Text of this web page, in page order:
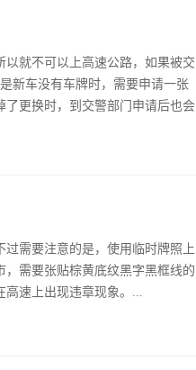
以就不可以上高速公路，如果被交
新车没有车牌时，需要申请一张
了更换时，到交警部门申请后也会
过需要注意的是，使用临时牌照上
需要张贴棕黄底纹黑字黑框线的
高速上出现违章现象。...